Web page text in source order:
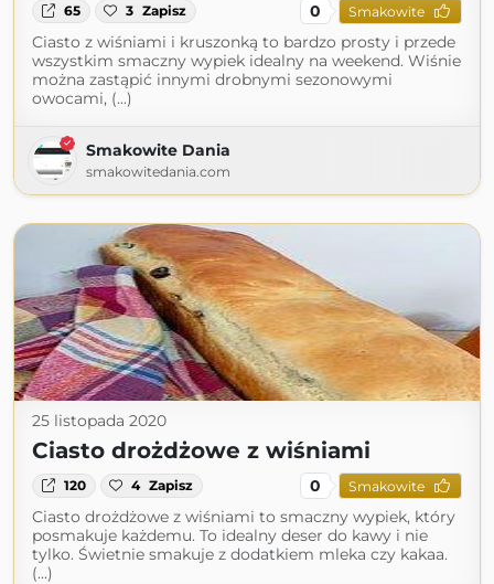
65 3 Zapisz 0 Smakowite
Ciasto z wiśniami i kruszonką to bardzo prosty i przede
wszystkim smaczny wypiek idealny na weekend. Wiśnie
można zastąpić innymi drobnymi sezonowymi
owocami, (...)
Smakowite Dania
smakowitedania.com
25 listopada 2020
Ciasto drożdżowe z wiśniami
120 4 Zapisz 0 Smakowite
Ciasto drożdżowe z wiśniami to smaczny wypiek, który
posmakuje każdemu. To idealny deser do kawy i nie
tylko. Świetnie smakuje z dodatkiem mleka czy kakaa.
(...)